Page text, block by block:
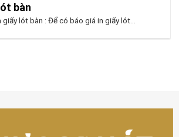
bàn
lót bàn : Để có báo giá in giấy lót...